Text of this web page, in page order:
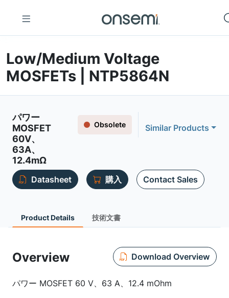
Low/Medium Voltage
MOSFETs | NTP5864N
パワー
MOSFET
60V、
63A、
12.4mΩ
Obsolete Similar Products
Datasheet 購入 Contact Sales
Product Details 技術文書
Overview Download Overview
パワー MOSFET 60 V、63 A、12.4 mOhm